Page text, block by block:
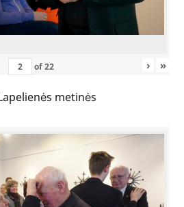
of22 › »
metinės